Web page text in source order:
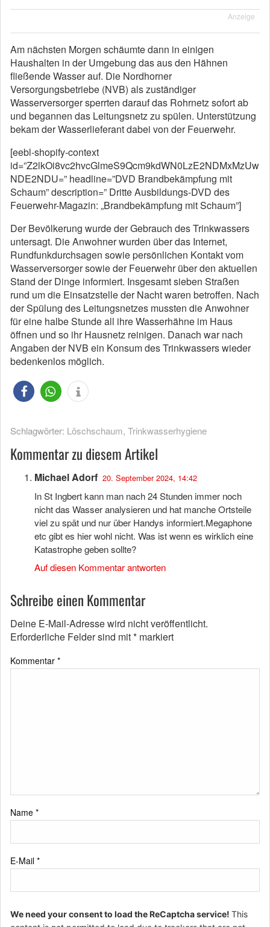
Anzeige
Am nächsten Morgen schäumte dann in einigen
Haushalten in der Umgebung das aus den Hähnen
fließende Wasser auf. Die Nordhorner
Versorgungsbetriebe (NVB) als zuständiger
Wasserversorger sperrten darauf das Rohrnetz sofort ab
und begannen das Leitungsnetz zu spülen. Unterstützung
bekam der Wasserlieferant dabei von der Feuerwehr.
[eebl-shopify-context
id=”Z2lkOi8vc2hvcGlmeS9Qcm9kdWN0LzE2NDMxMzUw
NDE2NDU=” headline=”DVD Brandbekämpfung mit
Schaum” description=” Dritte Ausbildungs-DVD des
Feuerwehr-Magazin: „Brandbekämpfung mit Schaum”]
Der Bevölkerung wurde der Gebrauch des Trinkwassers
untersagt. Die Anwohner wurden über das Internet,
Rundfunkdurchsagen sowie persönlichen Kontakt vom
Wasserversorger sowie der Feuerwehr über den aktuellen
Stand der Dinge informiert. Insgesamt sieben Straßen
rund um die Einsatzstelle der Nacht waren betroffen. Nach
der Spülung des Leitungsnetzes mussten die Anwohner
für eine halbe Stunde all ihre Wasserhähne im Haus
öffnen und so ihr Hausnetz reinigen. Danach war nach
Angaben der NVB ein Konsum des Trinkwassers wieder
bedenkenlos möglich.
Schlagwörter: Löschschaum, Trinkwasserhygiene
Kommentar zu diesem Artikel
Michael Adorf 20. September 2024, 14:42
In St Ingbert kann man nach 24 Stunden immer noch
nicht das Wasser analysieren und hat manche Ortsteile
viel zu spät und nur über Handys informiert.Megaphone
etc gibt es hier wohl nicht. Was ist wenn es wirklich eine
Katastrophe geben sollte?
Auf diesen Kommentar antworten
Schreibe einen Kommentar
Deine E-Mail-Adresse wird nicht veröffentlicht.
Erforderliche Felder sind mit* markiert
Kommentar *
Name *
E-Mail *
We need your consent to load the ReCaptcha service! This